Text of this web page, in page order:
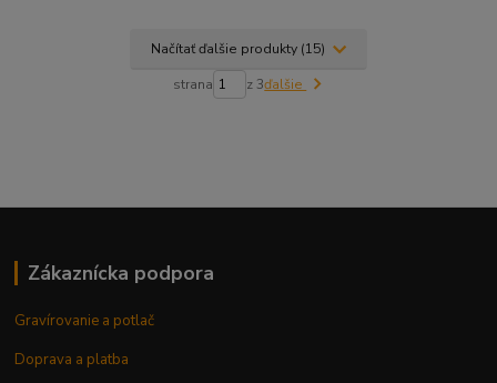
Načítať ďalšie produkty (15)
strana z 3ďalšie
Zákaznícka podpora
Gravírovanie a potlač
Doprava a platba